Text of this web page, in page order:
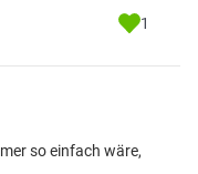
1
so einfach wäre,